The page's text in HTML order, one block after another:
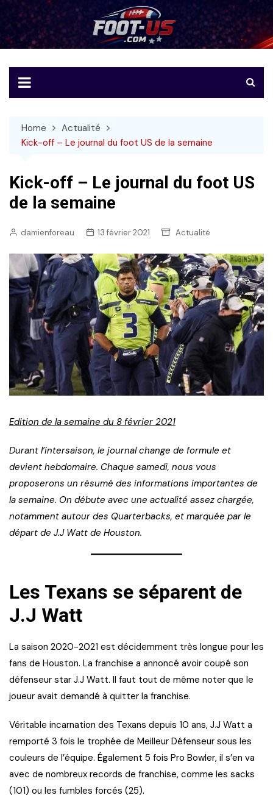
to
content
Foot-US
Le football américain en français
Home
Actualité
Kick-off – Le journal du foot US de la semaine
Kick-off – Le journal du foot US
de la semaine
damienforeau 13 février 2021 Actualité
Edition de la semaine du 8 février 2021
Durant l’intersaison, le journal change de formule et
devient hebdomaire. Chaque samedi, nous vous
proposerons un résumé des informations importantes de
la semaine. On débute avec une actualité assez chargée,
notamment autour des Quarterbacks, et marquée par le
départ de J.J Watt de Houston.
Les Texans se séparent de
J.J Watt
La saison 2020-2021 est décidemment très longue pour les
fans de Houston. La franchise a annoncé avoir coupé son
défenseur star J.J Watt. Il faut tout de même noter que le
joueur avait demandé à quitter la franchise.
Véritable incarnation des Texans depuis 10 ans, J.J Watt a
remporté 3 fois le trophée de Meilleur Défenseur sous les
couleurs de l’équipe. Également 5 fois Pro Bowler, il s’en va
avec de nombreux records de franchise, comme les sacks
(101) ou les fumbles forcés (25).